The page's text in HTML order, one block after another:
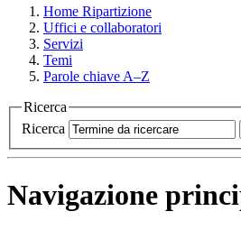
Home Ripartizione
Uffici e collaboratori
Servizi
Temi
Parole chiave A–Z
Ricerca
Ricerca
Navigazione